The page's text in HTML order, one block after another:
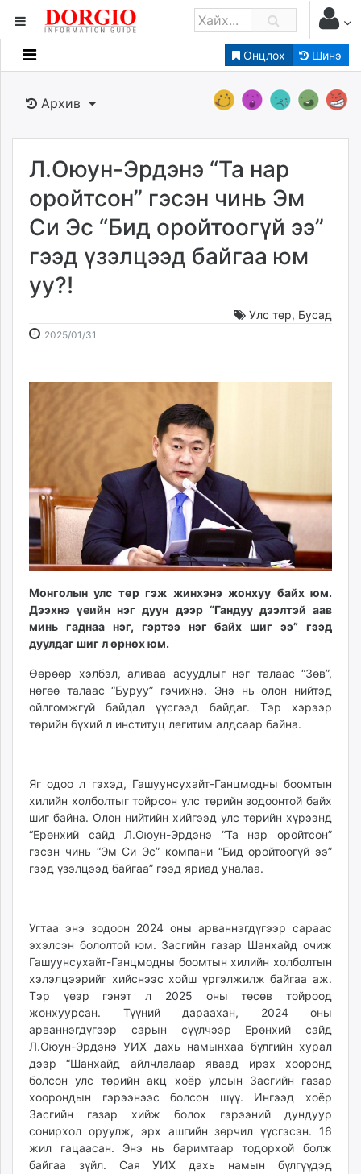
Онцлох Шинэ
Мэдээллийн
Банк санхүү
Бизнес ААН
Төрийн
Нийслэлийн
dorgio.mn
Gogo.mn
news.mn
Baabar.mn
Livetv.mn
24tsag.mn
eagle.mn
ergelt.mn
zarig.mn
today.mn
zuv.mn
mminfo.mn
ugluu.mn
urlag.mn
asu.mn
shudarga.mn
shuurhai.mn
mglradio.com
fact.mn
itoim.mn
tumen.mn
shuum.mn
times.mn
assa.mn
toim.mn
tac.mn
paparazzi.mn
unread.today
Архив
Л.Оюун-Эрдэнэ “Та нар
оройтсон” гэсэн чинь Эм
Си Эс “Бид оройтоогүй ээ”
гээд үзэлцээд байгаа юм
уу?!
Улс төр, Бусад
2025/01/31
Монголын улс төр гэж жинхэнэ жонхуу байх юм.
Дээхнэ үеийн нэг дуун дээр “Гандуу дээлтэй аав
минь гаднаа нэг, гэртээ нэг байх шиг ээ” гээд
дуулдаг шиг л өрнөх юм.
Өөрөөр хэлбэл, аливаа асуудлыг нэг талаас “Зөв”,
нөгөө талаас “Буруу” гэчихнэ. Энэ нь олон нийтэд
ойлгомжгүй байдал үүсгээд байдаг. Тэр хэрээр
төрийн бүхий л институц легитим алдсаар байна.
Яг одоо л гэхэд, Гашуунсухайт-Ганцмодны боомтын
хилийн холболтыг тойрсон улс төрийн зодоонтой байх
шиг байна. Олон нийтийн хийгээд улс төрийн хүрээнд
“Ерөнхий сайд Л.Оюун-Эрдэнэ “Та нар оройтсон”
гэсэн чинь “Эм Си Эс” компани “Бид оройтоогүй ээ”
гээд үзэлцээд байгаа” гээд яриад уналаа.
Угтаа энэ зодоон 2024 оны арваннэгдүгээр сараас
эхэлсэн бололтой юм. Засгийн газар Шанхайд очиж
Гашуунсухайт-Ганцмодны боомтын хилийн холболтын
хэлэлцээрийг хийснээс хойш үргэлжилж байгаа аж.
Тэр үеэр гэнэт л 2025 оны төсөв тойроод
жонхуурсан. Түүний дараахан, 2024 оны
арваннэгдүгээр сарын сүүлчээр Ерөнхий сайд
Л.Оюун-Эрдэнэ УИХ дахь намынхаа бүлгийн хурал
дээр “Шанхайд айлчлалаар яваад ирэх хооронд
болсон улс төрийн акц хоёр улсын Засгийн газар
хоорондын гэрээнээс болсон шүү. Ингээд хоёр
Засгийн газар хийж болох гэрээний дундуур
сонирхол оруулж, эрх ашгийн зөрчил үүсгэсэн. 16
жил гацаасан. Энэ нь баримтаар тодорхой болж
байгаа зүйл. Сая УИХ дахь намын бүлгүүдэд